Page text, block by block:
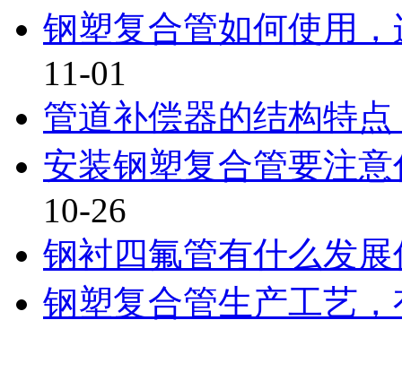
钢塑复合管如何使用
11-01
管道补偿器的结构特
安装钢塑复合管要注
10-26
钢衬四氟管有什么发
钢塑复合管生产工艺